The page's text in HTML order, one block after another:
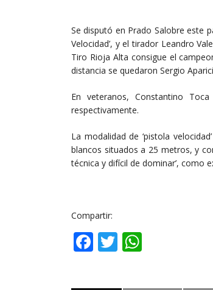
Se disputó en Prado Salobre este
Velocidad’, y el tirador Leandro
Tiro Rioja Alta consigue el
distancia se quedaron Sergio
En veteranos, Constantino
respectivamente.
La modalidad de ‘pistola
blancos situados a 25 metros, y
técnica y difícil de dominar’, como
Compartir:
Facebook
Twitter